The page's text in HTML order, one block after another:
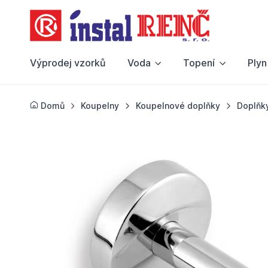
Výprodej vzorků Voda Topení Plyn
Domů Koupelny Koupelnové doplňky